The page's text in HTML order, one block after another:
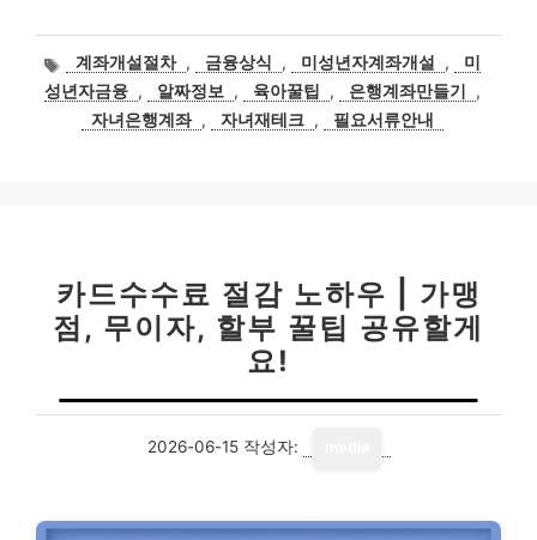
태
그
계좌개설절차 , 금융상식 , 미성년자계좌개설 ,
미
성년자금융 , 알짜정보 , 육아꿀팁 , 은행계좌만들기
,
자녀은행계좌 , 자녀재테크 , 필요서류안내
카드수수료 절감 노하우 | 가맹
점, 무이자, 할부 꿀팁 공유할게
요!
2026-06-15 작성자: